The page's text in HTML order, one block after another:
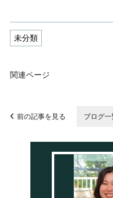
未分類
関連ページ
前の記事を見る ブログ